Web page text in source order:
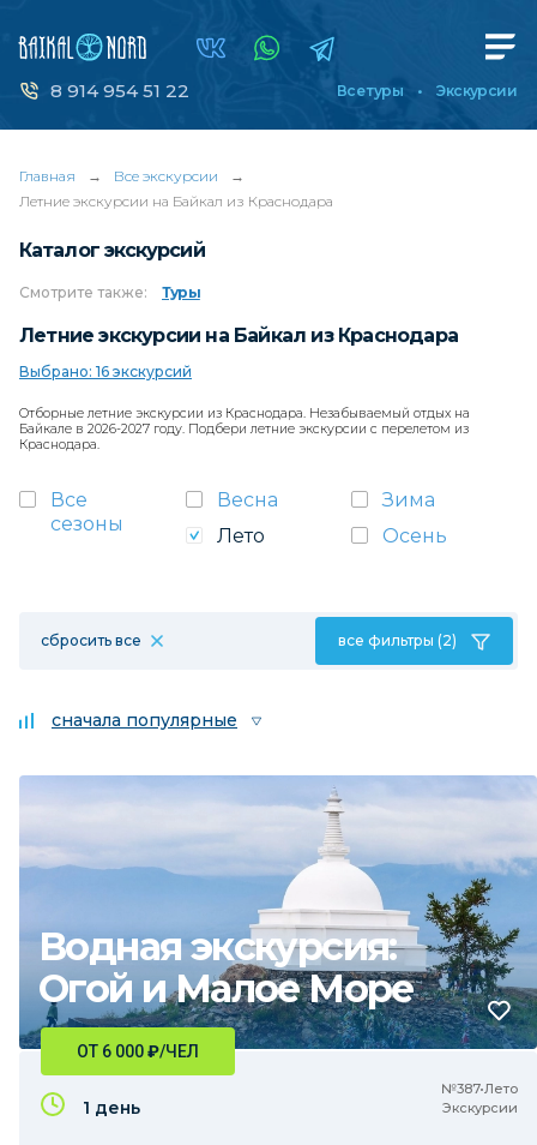
8 914 954 51 22 Все туры Экскурсии
Главная → Все экскурсии
→
Летние экскурсии на Байкал из Краснодара
Каталог экскурсий
Смотрите также: Туры
Летние экскурсии на Байкал из Краснодара
Выбрано: 16 экскурсий
Отборные летние экскурсии из Краснодара. Незабываемый отдых на
Байкале в 2026-2027 году. Подбери летние экскурсии с перелетом из
Краснодара.
Все
сезоны
Весна
Зима
Лето
Осень
сбросить все все фильтры (2)
сначала популярные
Водная экскурсия:
Огой и Малое Море
№387•Лето
Экскурсии
ОТ 6 000₽/ЧЕЛ
1 день